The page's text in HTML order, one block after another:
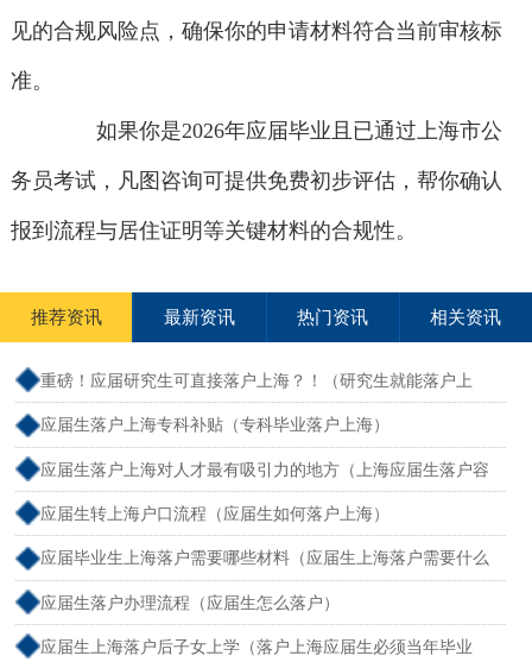
见的合规风险点，确保你的申请材料符合当前审核标
准。
如果你是2026年应届毕业且已通过上海市公
务员考试，凡图咨询可提供免费初步评估，帮你确认
报到流程与居住证明等关键材料的合规性。
推荐资讯 最新资讯 热门资讯 相关资讯
重磅！应届研究生可直接落户上海？！（研究生就能落户上
海）
应届生落户上海专科补贴（专科毕业落户上海）
应届生落户上海对人才最有吸引力的地方（上海应届生落户容
易吗）
应届生转上海户口流程（应届生如何落户上海）
应届毕业生上海落户需要哪些材料（应届生上海落户需要什么
材料）
应届生落户办理流程（应届生怎么落户）
应届生上海落户后子女上学（落户上海应届生必须当年毕业